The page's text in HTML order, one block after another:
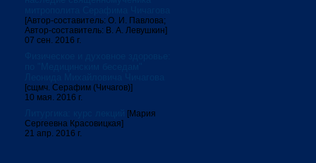
[Автор-составитель: О. И. Павлова;
Автор-составитель: В. А. Левушкин]
07 сен. 2016 г.
[сщмч. Серафим (Чичагов)]
10 мая. 2016 г.
[Мария
Сергеевна Красовицкая]
21 апр. 2016 г.